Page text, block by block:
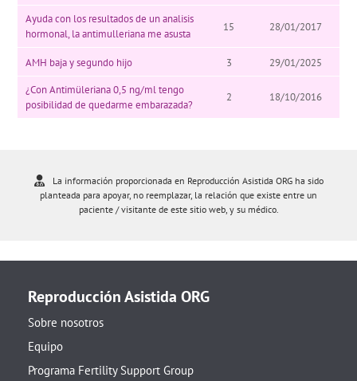
Ayuda con los resultados de un analisis
hormonal, la antimulleriana me asusta
15 28/01/2017
AMH baja y segundo hijo 3
29/01/2025
¿Con Antimüleriana 0,5 ng/ml tengo
posibilidad de quedarme embarazada?
2 18/10/2016
La información proporcionada en Reproducción Asistida ORG ha sido
planteada para apoyar, no reemplazar, la relación que existe entre un
paciente / visitante de este sitio web, y su médico.
Reproducción Asistida ORG
Sobre nosotros
Equipo
Programa Fertility Support Group